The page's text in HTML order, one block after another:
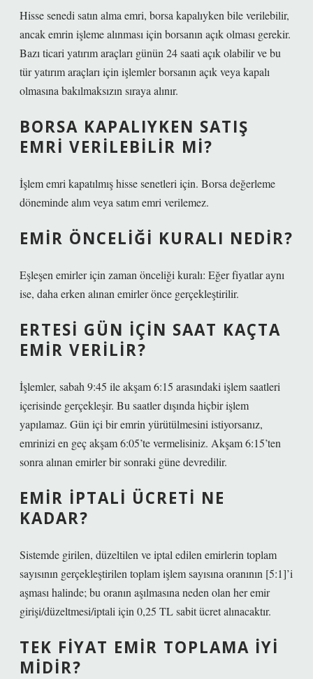
Hisse senedi satın alma emri, borsa kapalıyken bile verilebilir,
ancak emrin işleme alınması için borsanın açık olması gerekir.
Bazı ticari yatırım araçları günün 24 saati açık olabilir ve bu
tür yatırım araçları için işlemler borsanın açık veya kapalı
olmasına bakılmaksızın sıraya alınır.
BORSA KAPALIYKEN SATIŞ
EMRI VERILEBILIR MI?
İşlem emri kapatılmış hisse senetleri için. Borsa değerleme
döneminde alım veya satım emri verilemez.
EMIR ÖNCELIĞI KURALI NEDIR?
Eşleşen emirler için zaman önceliği kuralı: Eğer fiyatlar aynı
ise, daha erken alınan emirler önce gerçekleştirilir.
ERTESI GÜN IÇIN SAAT KAÇTA
EMIR VERILIR?
İşlemler, sabah 9:45 ile akşam 6:15 arasındaki işlem saatleri
içerisinde gerçekleşir. Bu saatler dışında hiçbir işlem
yapılamaz. Gün içi bir emrin yürütülmesini istiyorsanız,
emrinizi en geç akşam 6:05’te vermelisiniz. Akşam 6:15’ten
sonra alınan emirler bir sonraki güne devredilir.
EMIR IPTALI ÜCRETI NE
KADAR?
Sistemde girilen, düzeltilen ve iptal edilen emirlerin toplam
sayısının gerçekleştirilen toplam işlem sayısına oranının [5:1]’i
aşması halinde; bu oranın aşılmasına neden olan her emir
girişi/düzeltmesi/iptali için 0,25 TL sabit ücret alınacaktır.
TEK FIYAT EMIR TOPLAMA IYI
MIDIR?